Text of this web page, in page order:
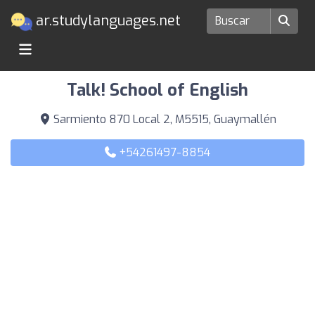
ar.studylanguages.net
Talk! School of English
Sarmiento 870 Local 2, M5515, Guaymallén
+54261497-8854